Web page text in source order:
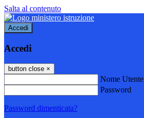
Salta al contenuto
Accedi
Accedi
button close ×
Nome Utente
Password
Password dimenticata?